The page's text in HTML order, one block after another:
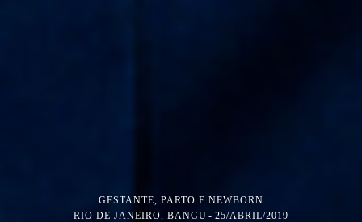
GESTANTE, PARTO E NEWBORN
RIO DE JANEIRO, BANGU
25/ABRIL/2019